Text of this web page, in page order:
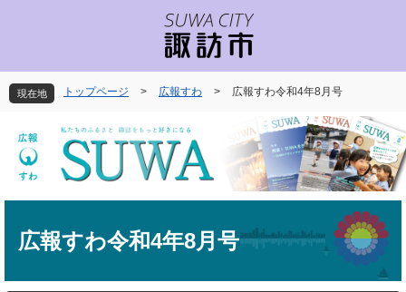
先
頭
を
飛
文
現在地 トップページ > 広報すわ > 広報すわ令和4年8月号
広報すわ令和4年8月号